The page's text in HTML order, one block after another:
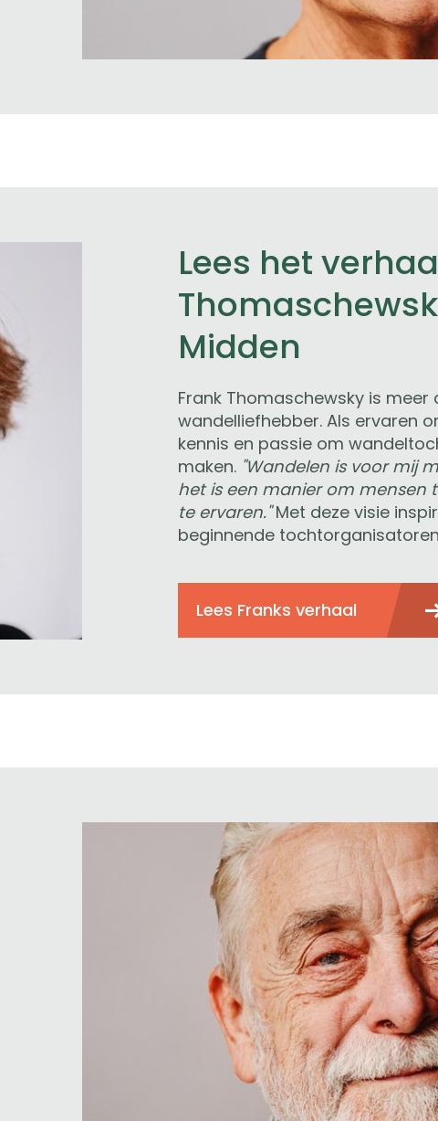
Lees het
Midden
Frank Thomaschewsky is meer
wandelliefhebber. Als ervaren
kennis en passie om
maken. "Wandelen is voor mij
het is een manier om mensen
te ervaren."Met deze visie
beginnende
Lees Franks verhaal